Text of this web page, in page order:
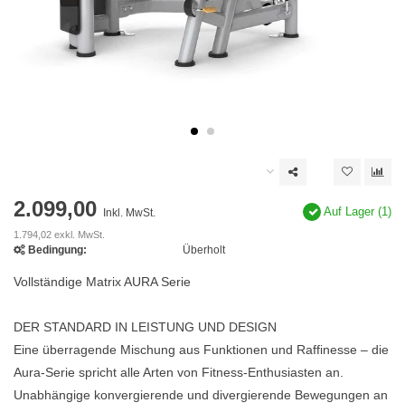
2.099,00 Inkl. MwSt.
1.794,02 exkl. MwSt.
Auf Lager (1)
Bedingung: Überholt
Vollständige Matrix AURA Serie
DER STANDARD IN LEISTUNG UND DESIGN
Eine überragende Mischung aus Funktionen und Raffinesse – die
Aura-Serie spricht alle Arten von Fitness-Enthusiasten an.
Unabhängige konvergierende und divergierende Bewegungen an